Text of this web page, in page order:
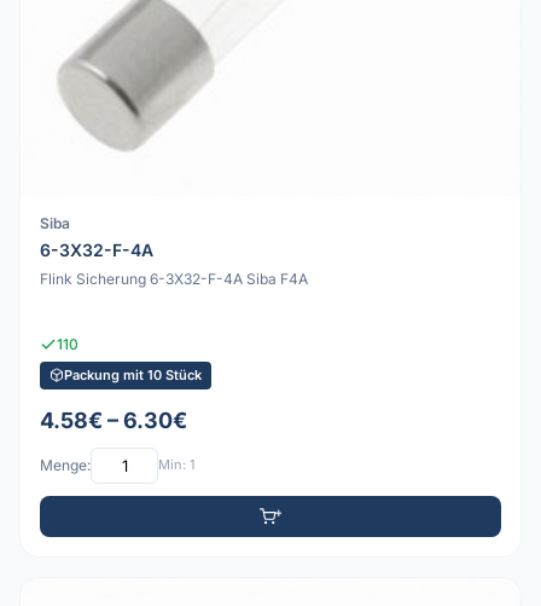
Siba
6-3X32-F-4A
Flink Sicherung 6-3X32-F-4A Siba F4A
110
Packung mit 10 Stück
4.58€ – 6.30€
Menge: Min: 1